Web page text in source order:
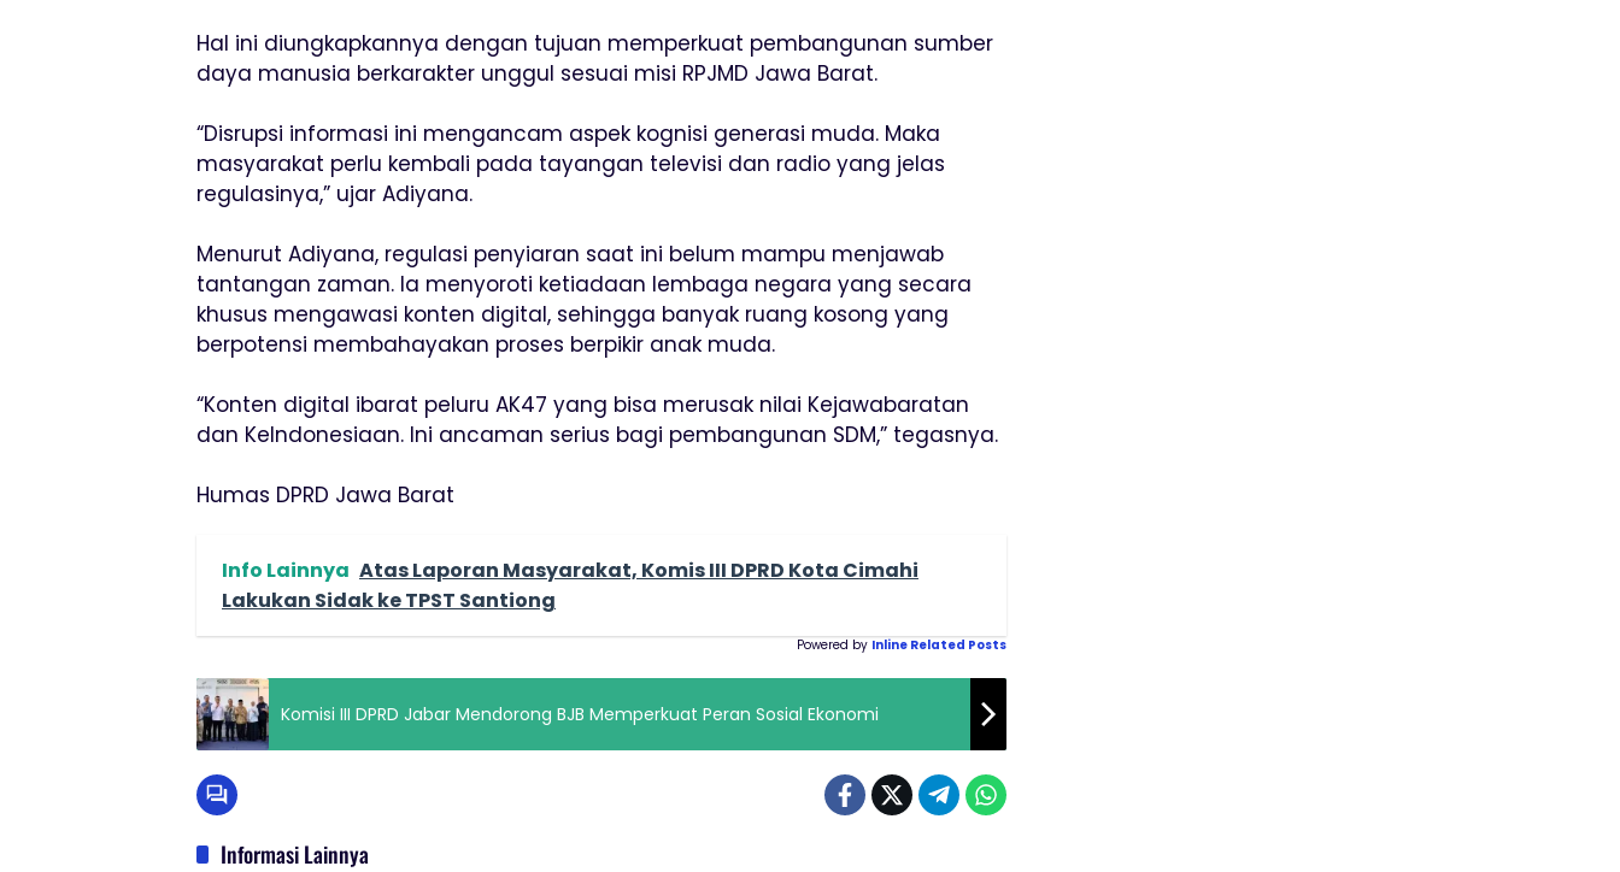
Hal ini diungkapkannya dengan tujuan memperkuat pembangunan sumber
daya manusia berkarakter unggul sesuai misi RPJMD Jawa Barat.
“Disrupsi informasi ini mengancam aspek kognisi generasi muda. Maka
masyarakat perlu kembali pada tayangan televisi dan radio yang jelas
regulasinya,” ujar Adiyana.
Menurut Adiyana, regulasi penyiaran saat ini belum mampu menjawab
tantangan zaman. Ia menyoroti ketiadaan lembaga negara yang secara
khusus mengawasi konten digital, sehingga banyak ruang kosong yang
berpotensi membahayakan proses berpikir anak muda.
“Konten digital ibarat peluru AK47 yang bisa merusak nilai Kejawabaratan
dan KeIndonesiaan. Ini ancaman serius bagi pembangunan SDM,” tegasnya.
Humas DPRD Jawa Barat
Info Lainnya Atas Laporan Masyarakat, Komis III DPRD Kota Cimahi
Lakukan Sidak ke TPST Santiong
Powered by Inline Related Posts
Komisi III DPRD Jabar Mendorong BJB Memperkuat Peran Sosial Ekonomi
Informasi Lainnya